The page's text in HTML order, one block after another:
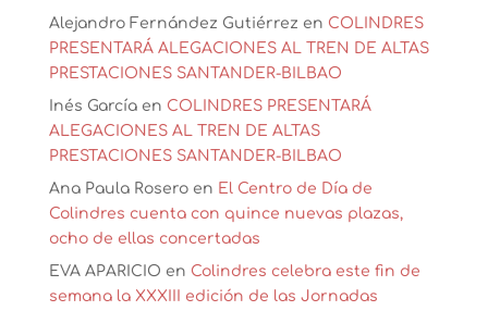
Alejandro Fernández Gutiérrez en COLINDRES
PRESENTARÁ ALEGACIONES AL TREN DE ALTAS
PRESTACIONES SANTANDER-BILBAO
Inés Garcíaen COLINDRES PRESENTARÁ
ALEGACIONES AL TREN DE ALTAS
PRESTACIONES SANTANDER-BILBAO
Ana Paula Roseroen El Centro de Día de
Colindres cuenta con quince nuevas plazas,
ocho de ellas concertadas
EVA APARICIO en Colindres celebra este fin de
semana la XXXIII edición de las Jornadas